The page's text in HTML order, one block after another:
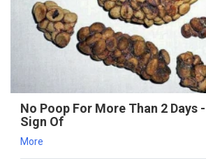
No Poop For More Than 2 Days
Sign Of
More